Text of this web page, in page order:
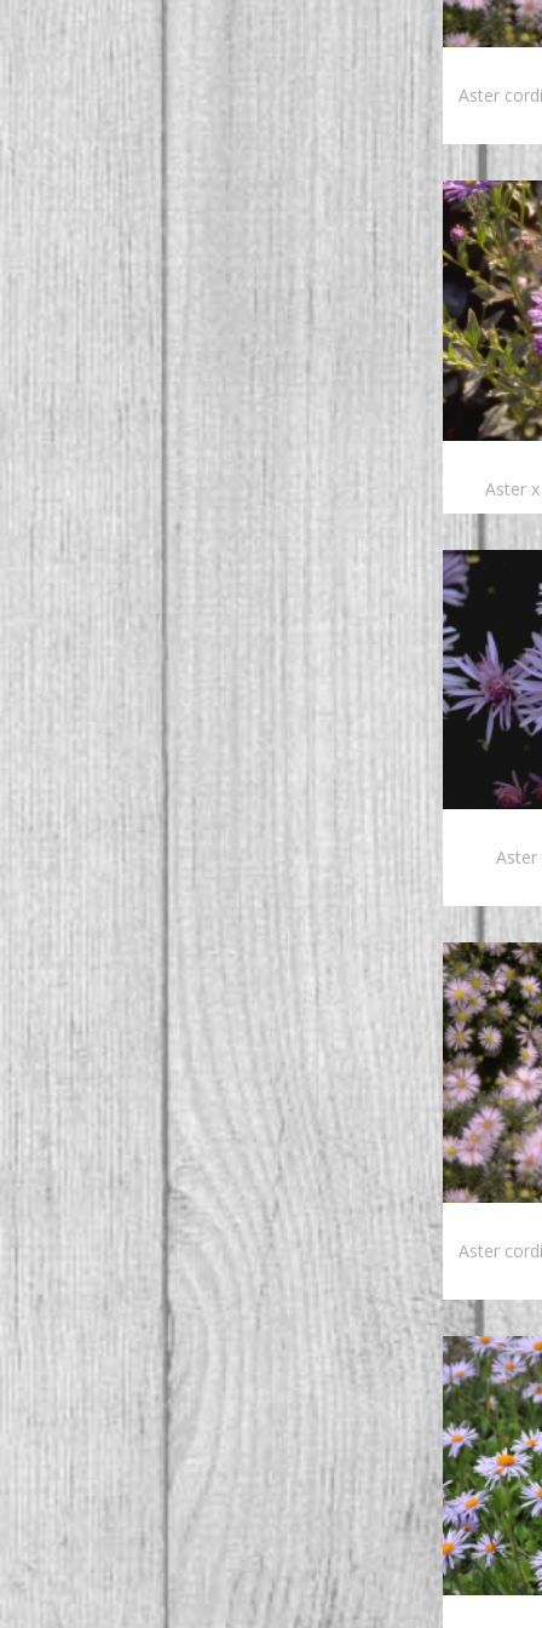
Aster
Aster
Aster
Aster